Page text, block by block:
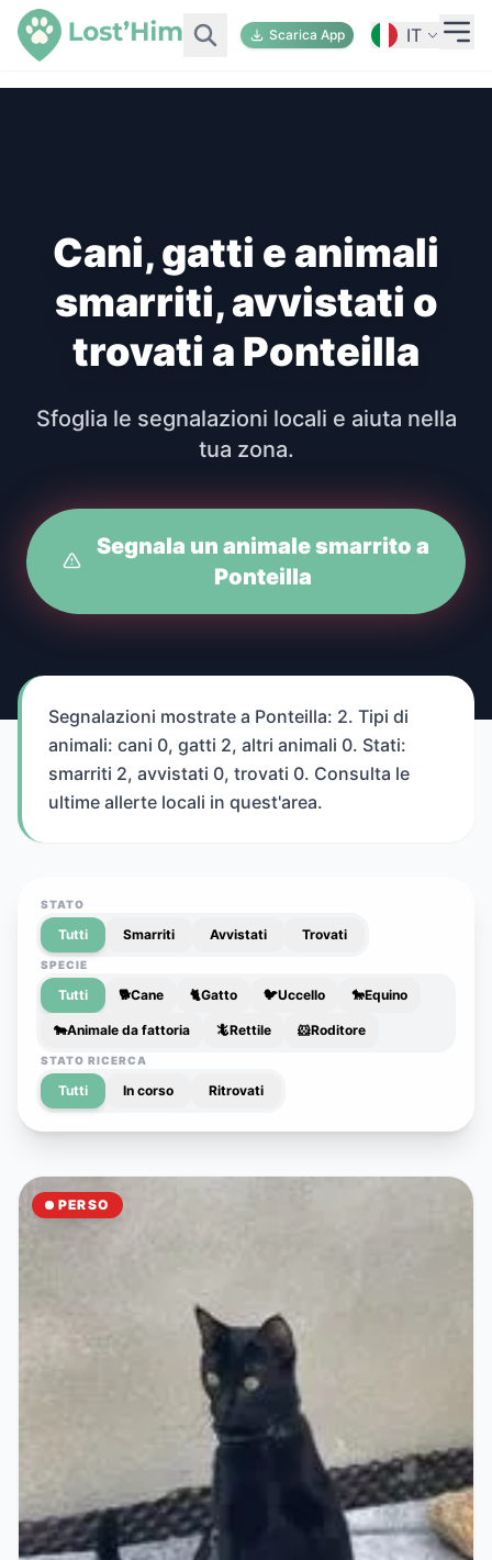
Scarica App IT
Cani, gatti e animali
smarriti, avvistati o
trovati a Ponteilla
Sfoglia le segnalazioni locali e aiuta nella
tua zona.
Segnala un animale smarrito a
Ponteilla
Segnalazioni mostrate a Ponteilla: 2. Tipi di
animali: cani 0, gatti 2, altri animali 0. Stati:
smarriti 2, avvistati 0, trovati 0. Consulta le
ultime allerte locali in quest'area.
STATO
Tutti Smarriti Avvistati Trovati
SPECIE
Tutti 🐕Cane 🐈Gatto 🐦Uccello 🐎Equino
🐄Animale da fattoria 🦎Rettile 🐹Roditore
STATO RICERCA
Tutti In corso Ritrovati
PERSO